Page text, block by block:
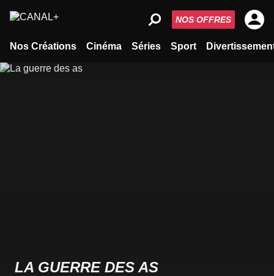
Nos Créations Cinéma Séries Sport
NOS OFFRES
LA GUERRE DES AS